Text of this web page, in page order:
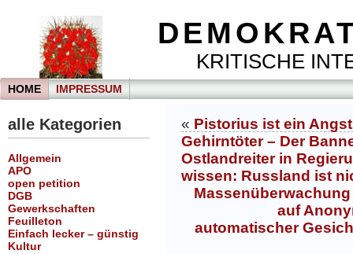
KRITISCHE
HOME IMPRESSUM
alle Kategorien
Allgemein
APO
open petition
DGB
Gewerkschaften
Feuilleton
Einfach lecker – günstig
Kultur
« Pistorius ist ein
Gehirntöter – Der
Ostlandreiter in
wissen: Russland ist
auf
automatischer